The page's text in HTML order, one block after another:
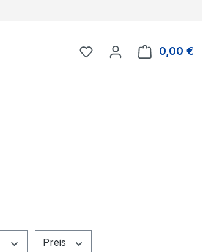
Du hast 0 Produkte auf
0,00 €
Preis